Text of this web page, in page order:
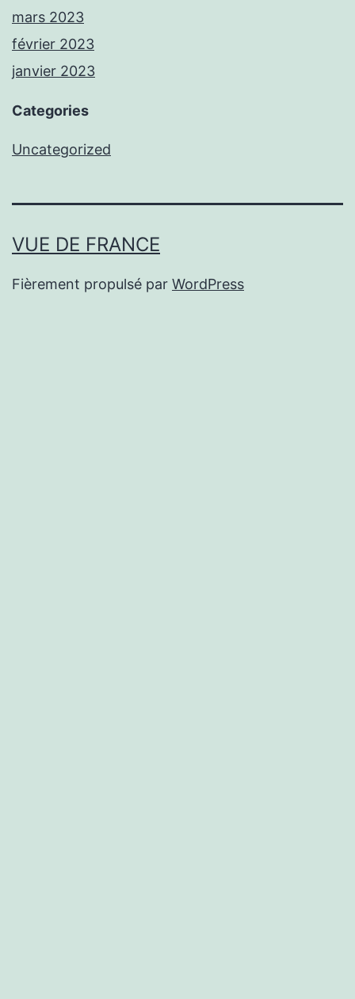
mars 2023
février 2023
janvier 2023
Categories
Uncategorized
VUE DE FRANCE
Fièrement propulsé par WordPress